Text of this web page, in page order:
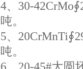
4、30-42CrMo
吨。
5、20CrMnTi
吨。
6、20-45#大圆